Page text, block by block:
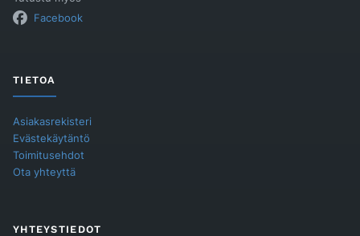
Facebook
TIETOA
Asiakasrekisteri
Evästekäytäntö
Toimitusehdot
Ota yhteyttä
YHTEYSTIEDOT